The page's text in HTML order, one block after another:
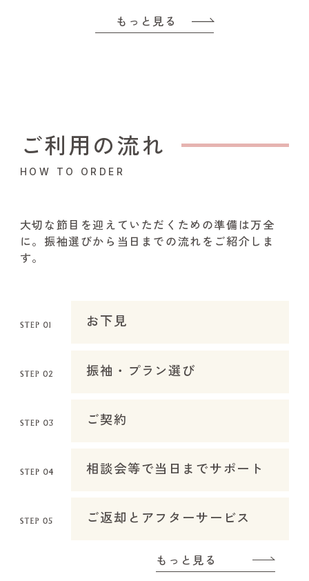
もっと見る
ご利用の流れ
HOW TO ORDER
大切な節目を迎えていただくための準備は万全
に。振袖選びから当日までの流れをご紹介しま
す。
お下見
振袖・プラン選び
ご契約
相談会等で当日までサポート
ご返却とアフターサービス
もっと見る